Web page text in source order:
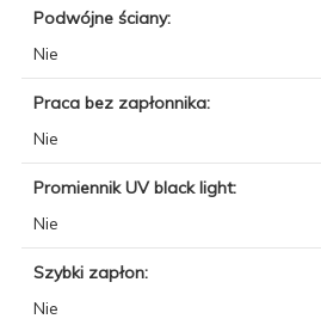
Podwójne ściany:
Nie
Praca bez zapłonnika:
Nie
Promiennik UV black light:
Nie
Szybki zapłon:
Nie